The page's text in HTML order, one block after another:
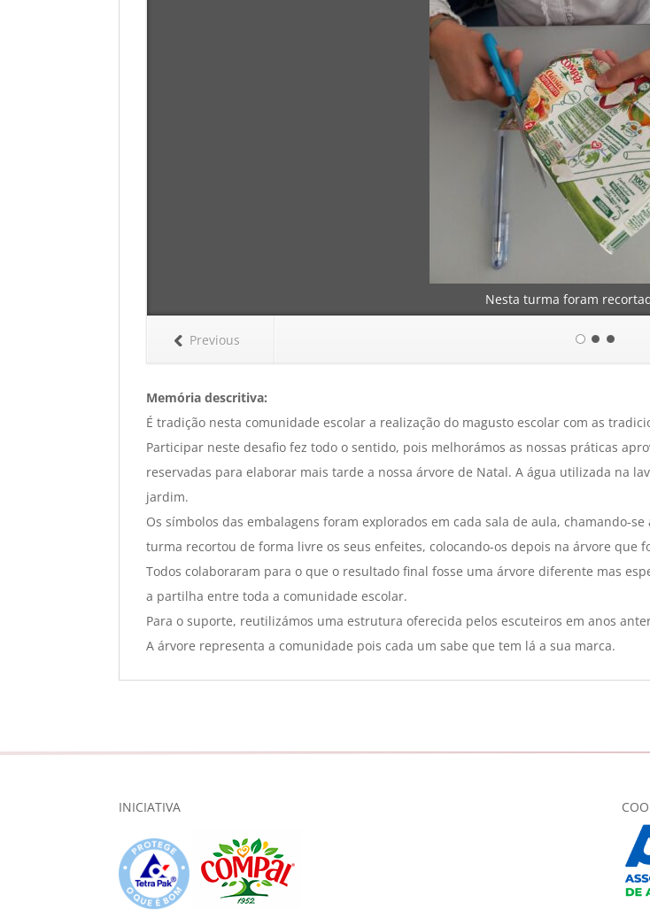
Nesta turma foram
Previous
Memória descritiva:
É tradição nesta comunidade escolar a realização do magusto escolar com as
Participar neste desafio fez todo o sentido, pois melhorámos as nossas práticas
reservadas para elaborar mais tarde a nossa árvore de Natal. A água utilizada na
jardim.
Os símbolos das embalagens foram explorados em cada sala de aula, chamando-
turma recortou de forma livre os seus enfeites, colocando-os depois na árvore que
Todos colaboraram para o que o resultado final fosse uma árvore diferente mas
a partilha entre toda a comunidade escolar.
Para o suporte, reutilizámos uma estrutura oferecida pelos escuteiros em anos
A árvore representa a comunidade pois cada um sabe que tem lá a sua marca.
INICIATIVA